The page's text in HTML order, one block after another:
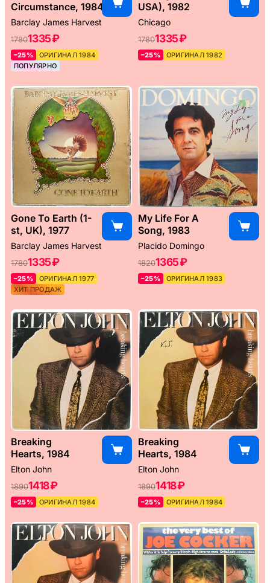
Circumstance, 1984
Barclay James Harvest
17801335 ₽
–25%
ОРИГИНАЛ 1984
ПОПУЛЯРНО
USA), 1982
Chicago
17801335 ₽
–25% ОРИГИНАЛ 1982
Gone To Earth (1-
st, UK), 1977
Barclay James Harvest
17801335 ₽
–25%
ОРИГИНАЛ 1977
ХИТ ПРОДАЖ
My Life For A
Song, 1983
Placido Domingo
18201365 ₽
–25% ОРИГИНАЛ 1983
Breaking
Hearts, 1984
Elton John
18901418 ₽
–25% ОРИГИНАЛ 1984
Breaking
Hearts, 1984
Elton John
18901418 ₽
–25% ОРИГИНАЛ 1984